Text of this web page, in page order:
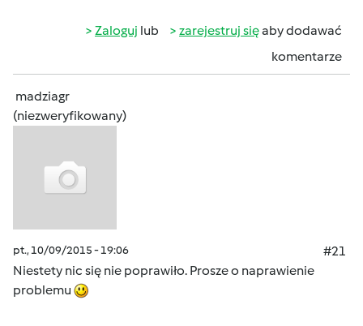
Zaloguj lub zarejestruj sięaby dodawać
komentarze
madziagr
(niezweryfikowany)
pt., 10/09/2015 - 19:06
#21
Niestety nic się nie poprawiło. Prosze o naprawienie
problemu